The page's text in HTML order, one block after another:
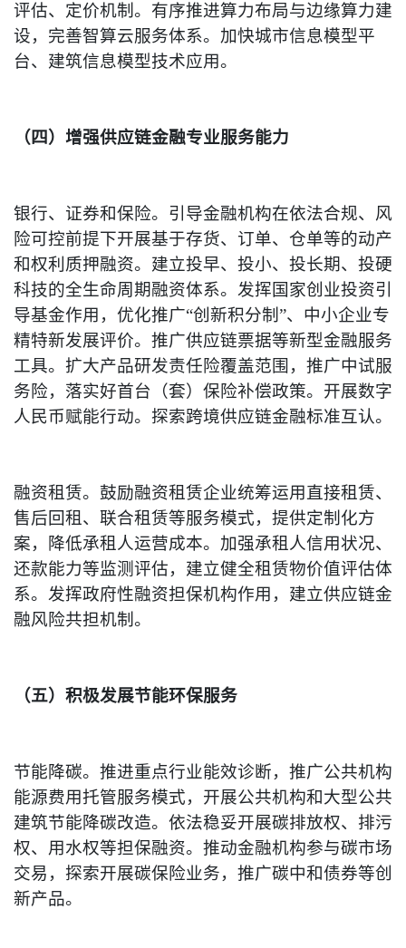
评估、定价机制。有序推进算力布局与边缘算力建
设，完善智算云服务体系。加快城市信息模型平
台、建筑信息模型技术应用。
（四）增强供应链金融专业服务能力
银行、证券和保险。引导金融机构在依法合规、风
险可控前提下开展基于存货、订单、仓单等的动产
和权利质押融资。建立投早、投小、投长期、投硬
科技的全生命周期融资体系。发挥国家创业投资引
导基金作用，优化推广“创新积分制”、中小企业专
精特新发展评价。推广供应链票据等新型金融服务
工具。扩大产品研发责任险覆盖范围，推广中试服
务险，落实好首台（套）保险补偿政策。开展数字
人民币赋能行动。探索跨境供应链金融标准互认。
融资租赁。鼓励融资租赁企业统筹运用直接租赁、
售后回租、联合租赁等服务模式，提供定制化方
案，降低承租人运营成本。加强承租人信用状况、
还款能力等监测评估，建立健全租赁物价值评估体
系。发挥政府性融资担保机构作用，建立供应链金
融风险共担机制。
（五）积极发展节能环保服务
节能降碳。推进重点行业能效诊断，推广公共机构
能源费用托管服务模式，开展公共机构和大型公共
建筑节能降碳改造。依法稳妥开展碳排放权、排污
权、用水权等担保融资。推动金融机构参与碳市场
交易，探索开展碳保险业务，推广碳中和债券等创
新产品。